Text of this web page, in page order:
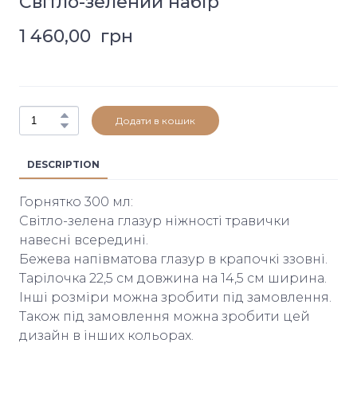
1 460,00  грн
Додати в кошик
DESCRIPTION
Горнятко 300 мл:
Світло-зелена глазур ніжності травички
навесні всередині.
Бежева напівматова глазур в крапочкі ззовні.
Тарілочка 22,5 см довжина на 14,5 см ширина.
Інші розміри можна зробити під замовлення.
Також під замовлення можна зробити цей
дизайн в інших кольорах.